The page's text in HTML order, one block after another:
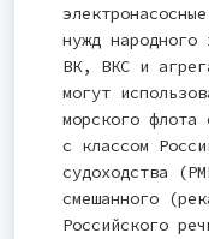
нужд народного
ВК, ВКС и
могут
морского флота
с классом
судоходства
смешанного
Российского